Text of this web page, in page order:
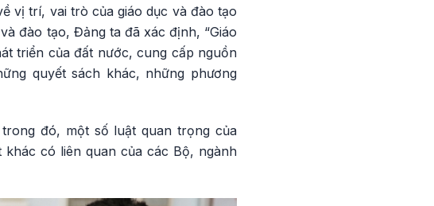
vị trí, vai trò của giáo dục và đào tạo
đào tạo, Đảng ta đã xác định, “Giáo
triển của đất nước, cung cấp nguồn
quyết sách khác, những phương
đó, một số luật quan trọng của
khác có liên quan của các Bộ, ngành